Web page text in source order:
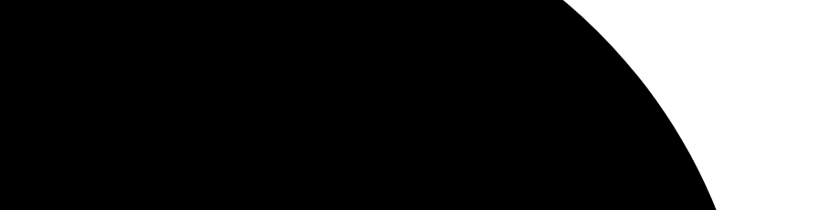
все быстро и без проблем. Результат превзошел ожидания, буду рекомендовать друзьям!